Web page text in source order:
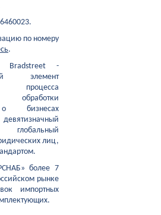
по номеру
.
-
элемент
процесса
бизнесах
лиц,
более 7
рынке
импортных